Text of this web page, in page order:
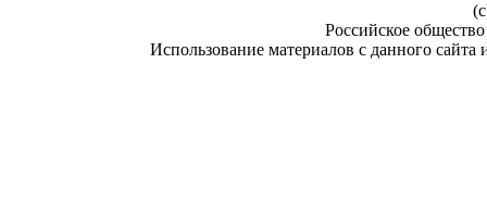
Российское
Использование материалов с данного